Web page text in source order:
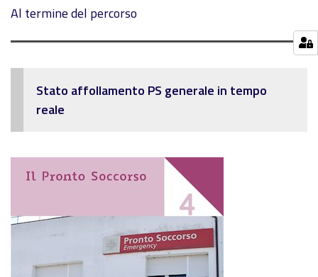
Al termine del percorso
Stato affollamento PS generale in tempo
reale